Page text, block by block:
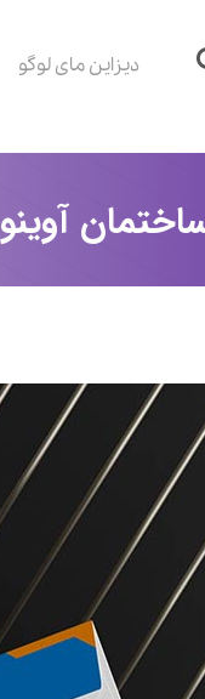
دیزاین مای لوگو
آوینو